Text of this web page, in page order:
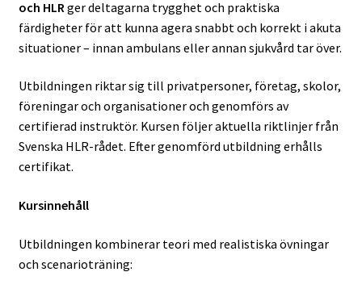
Lediga tjänster
Produkter
Skicka in din ansökan
Tjänster
Kontroll – Brandredskap
och HLR ger deltagarna trygghet och praktiska
färdigheter för att kunna agera snabbt och korrekt i akuta
situationer – innan ambulans eller annan sjukvård tar över.
Utbildningen riktar sig till privatpersoner, företag, skolor,
föreningar och organisationer och genomförs av
certifierad instruktör. Kursen följer aktuella riktlinjer från
Svenska HLR-rådet. Efter genomförd utbildning erhålls
certifikat.
Kursinnehåll
Utbildningen kombinerar teori med realistiska övningar
och scenarioträning: